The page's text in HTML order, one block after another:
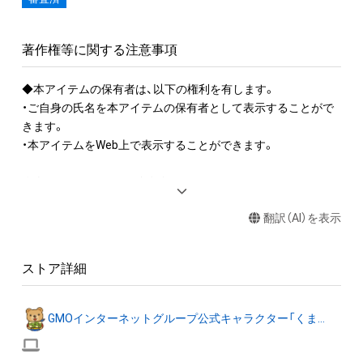
著作権等に関する注意事項
◆本アイテムの保有者は、以下の権利を有します。
・ご自身の氏名を本アイテムの保有者として表示することがで
きます。
・本アイテムをWeb上で表示することができます。
・本アイテムを印刷し公衆に向けて展示、販売、譲渡、貸与、頒布
・本アイテムに関する創作物（画像および映像、音楽、商標または
産権（著作権、特許権、実用新案権、商標権、意匠権その他の知的
財産権（それらの権利を取得し、又はそれらの権利につき登録等
を出願する権利を含みます。）を意味します。）は、本アイテムの
翻訳（AI）を表示
ストア詳細